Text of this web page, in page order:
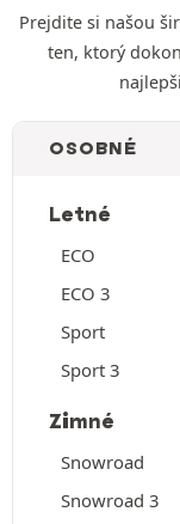
Prejdite si našou
ten, ktorý
OSOBNÉ
Letné
ECO
ECO 3
Sport
Sport 3
Zimné
Snowroad
Snowroad 3